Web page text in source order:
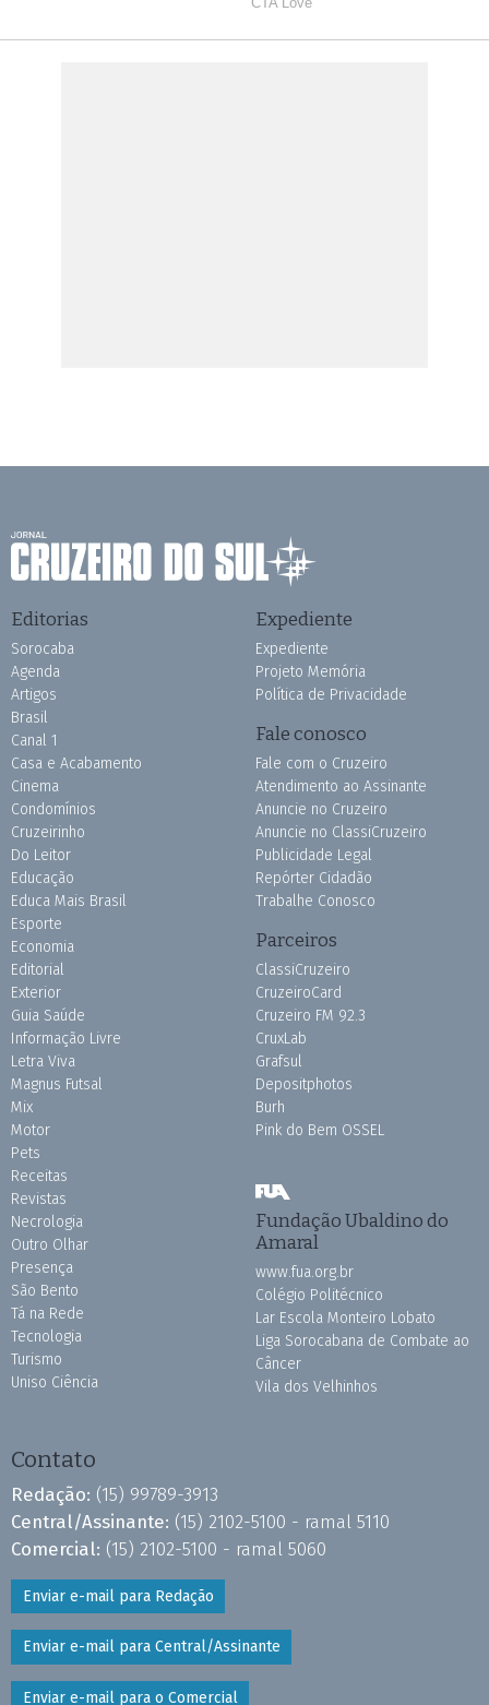
Editorias
Sorocaba
Agenda
Artigos
Brasil
Canal 1
Casa e Acabamento
Cinema
Condomínios
Cruzeirinho
Do Leitor
Educação
Educa Mais Brasil
Esporte
Economia
Editorial
Exterior
Guia Saúde
Informação Livre
Letra Viva
Magnus Futsal
Mix
Motor
Pets
Receitas
Revistas
Necrologia
Outro Olhar
Presença
São Bento
Tá na Rede
Tecnologia
Turismo
Uniso Ciência
Expediente
Expediente
Projeto Memória
Política de Privacidade
Fale conosco
Fale com o Cruzeiro
Atendimento ao Assinante
Anuncie no Cruzeiro
Anuncie no ClassiCruzeiro
Publicidade Legal
Repórter Cidadão
Trabalhe Conosco
Parceiros
ClassiCruzeiro
CruzeiroCard
Cruzeiro FM 92.3
CruxLab
Grafsul
Depositphotos
Burh
Pink do Bem OSSEL
Fundação Ubaldino do
Amaral
www.fua.org.br
Colégio Politécnico
Lar Escola Monteiro Lobato
Liga Sorocabana de Combate ao
Câncer
Vila dos Velhinhos
Contato
Redação: (15) 99789-3913
Central/Assinante: (15) 2102-5100 - ramal 5110
Comercial: (15) 2102-5100 - ramal 5060
Enviar e-mail para Redação
Enviar e-mail para Central/Assinante
Enviar e-mail para o Comercial